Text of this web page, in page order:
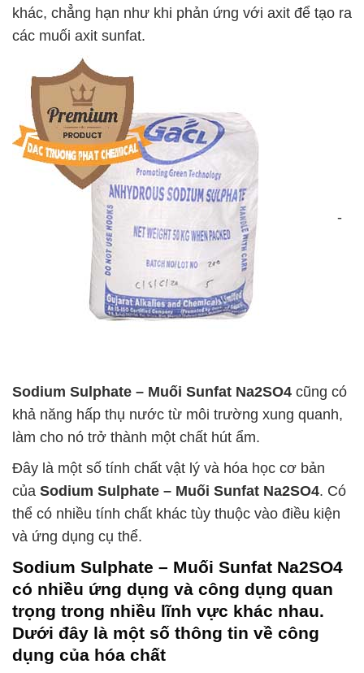
khác, chẳng hạn như khi phản ứng với axit để tạo ra
các muối axit sunfat.
-
Sodium Sulphate – Muối Sunfat Na2SO4 cũng có
khả năng hấp thụ nước từ môi trường xung quanh,
làm cho nó trở thành một chất hút ẩm.
Đây là một số tính chất vật lý và hóa học cơ bản
của Sodium Sulphate – Muối Sunfat Na2SO4. Có
thể có nhiều tính chất khác tùy thuộc vào điều kiện
và ứng dụng cụ thể.
Sodium Sulphate – Muối Sunfat Na2SO4
có nhiều ứng dụng và công dụng quan
trọng trong nhiều lĩnh vực khác nhau.
Dưới đây là một số thông tin về công
dụng của hóa chất